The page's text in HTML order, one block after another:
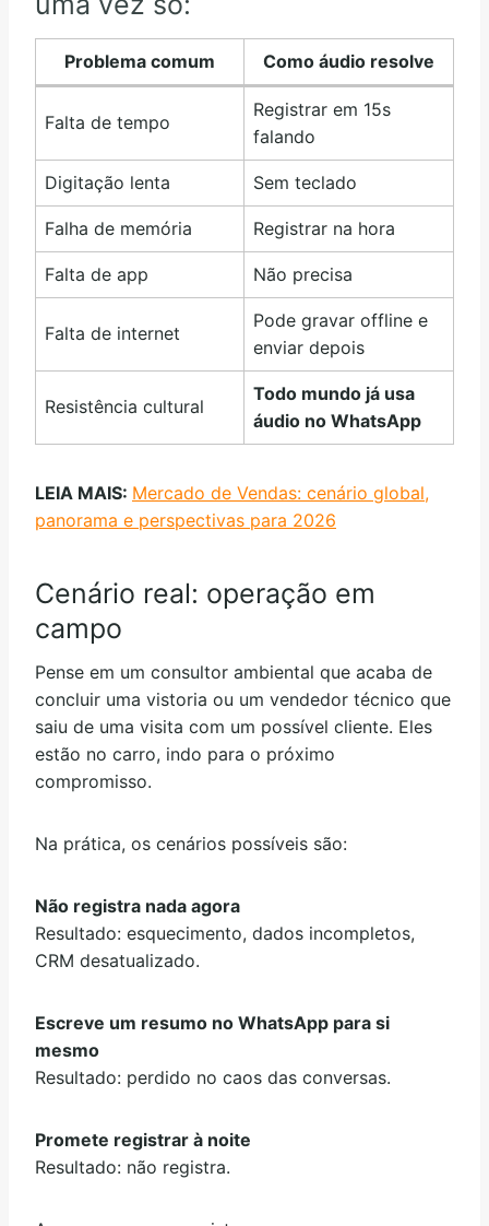
Problema comum Como áudio resolve
Falta de tempo
Registrar em 15s
falando
Digitação lenta Sem teclado
Falha de memória Registrar na hora
Falta de app Não precisa
Falta de internet
Pode gravar offline e
enviar depois
Resistência cultural
Todo mundo já usa
áudio no WhatsApp
LEIA MAIS: Mercado de Vendas: cenário global,
panorama e perspectivas para 2026
Cenário real: operação em
campo
Pense em um consultor ambiental que acaba de
concluir uma vistoria ou um vendedor técnico que
saiu de uma visita com um possível cliente. Eles
estão no carro, indo para o próximo
compromisso.
Na prática, os cenários possíveis são:
Não registra nada agora
Resultado: esquecimento, dados incompletos,
CRM desatualizado.
Escreve um resumo no WhatsApp para si
mesmo
Resultado: perdido no caos das conversas.
Promete registrar à noite
Resultado: não registra.